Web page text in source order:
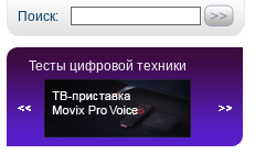
Поиск:
Тесты цифровой техники